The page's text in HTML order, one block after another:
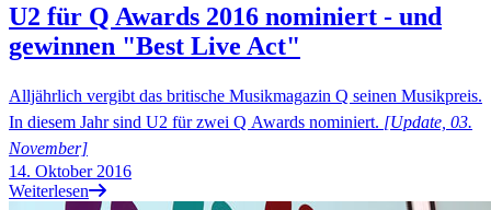
U2 für Q Awards 2016 nominiert - und
gewinnen "Best Live Act"
Alljährlich vergibt das britische Musikmagazin Q seinen Musikpreis.
In diesem Jahr sind U2 für zwei Q Awards nominiert. [Update, 03.
November]
14. Oktober 2016
Weiterlesen